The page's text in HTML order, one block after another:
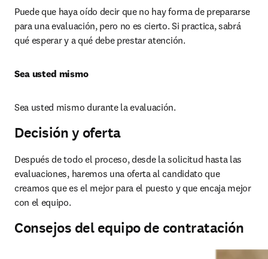
Puede que haya oído decir que no hay forma de prepararse
para una evaluación, pero no es cierto. Si practica, sabrá
qué esperar y a qué debe prestar atención.
Sea usted mismo
Sea usted mismo durante la evaluación.
Decisión y oferta
Después de todo el proceso, desde la solicitud hasta las
evaluaciones, haremos una oferta al candidato que
creamos que es el mejor para el puesto y que encaja mejor
con el equipo.
Consejos del equipo de contratación